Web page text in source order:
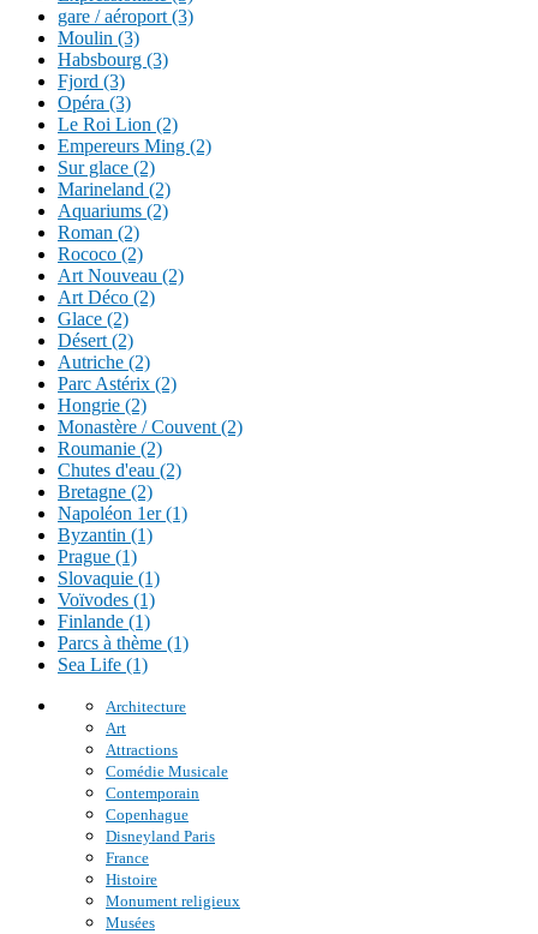
gare / aéroport (3)
Moulin (3)
Habsbourg (3)
Fjord (3)
Opéra (3)
Le Roi Lion (2)
Empereurs Ming (2)
Sur glace (2)
Marineland (2)
Aquariums (2)
Roman (2)
Rococo (2)
Art Nouveau (2)
Art Déco (2)
Glace (2)
Désert (2)
Autriche (2)
Parc Astérix (2)
Hongrie (2)
Monastère / Couvent (2)
Roumanie (2)
Chutes d'eau (2)
Bretagne (2)
Napoléon 1er (1)
Byzantin (1)
Prague (1)
Slovaquie (1)
Voïvodes (1)
Finlande (1)
Parcs à thème (1)
Sea Life (1)
Architecture
Art
Attractions
Comédie Musicale
Contemporain
Copenhague
Disneyland Paris
France
Histoire
Monument religieux
Musées